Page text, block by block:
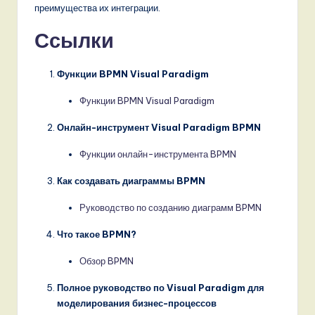
преимущества их интеграции.
Ссылки
Функции BPMN Visual Paradigm
Функции BPMN Visual Paradigm
Онлайн-инструмент Visual Paradigm BPMN
Функции онлайн-инструмента BPMN
Как создавать диаграммы BPMN
Руководство по созданию диаграмм BPMN
Что такое BPMN?
Обзор BPMN
Полное руководство по Visual Paradigm для
моделирования бизнес-процессов